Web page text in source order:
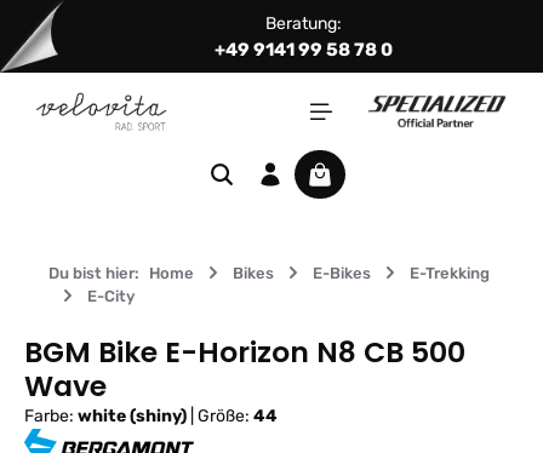
Zum Hauptinhalt springen Beratung:
+49 9141 99 58 78 0
Warenkorb enthält 0
Du bist hier: Home Bikes E-Bikes
E-Trekking
E-City
BGM Bike E-Horizon N8 CB 500
Wave
Farbe: white (shiny) Größe: 44